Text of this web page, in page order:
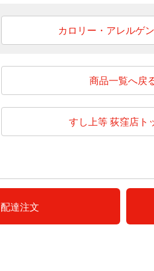
カロリー・アレルゲ
商品一覧へ戻
すし上等 荻窪店ト
配達注文